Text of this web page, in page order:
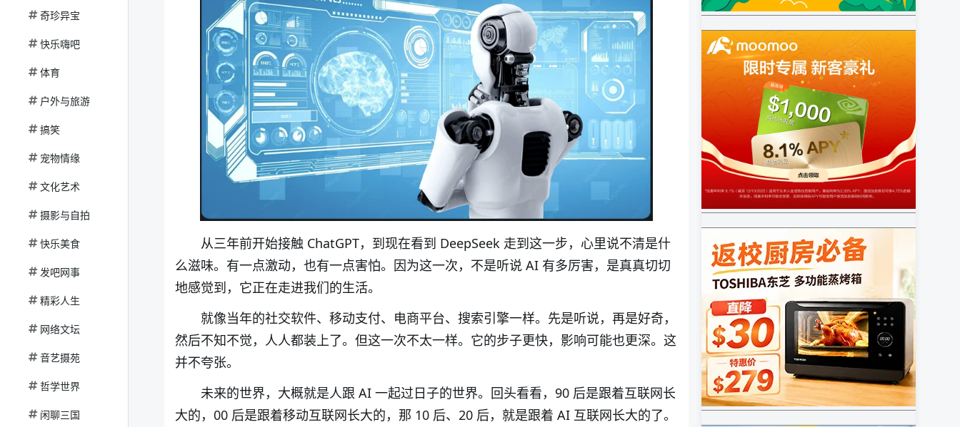
奇珍异宝
快乐嗨吧
体育
户外与旅游
搞笑
宠物情缘
文化艺术
摄影与自拍
快乐美食
发吧网事
精彩人生
网络文坛
音艺摄苑
哲学世界
闲聊三国
从三年前开始接触 ChatGPT，到现在看到 DeepSeek 走到这一步，心里说不清是什
么滋味。有一点激动，也有一点害怕。因为这一次，不是听说 AI 有多厉害，是真真切切
地感觉到，它正在走进我们的生活。
就像当年的社交软件、移动支付、电商平台、搜索引擎一样。先是听说，再是好奇，
然后不知不觉，人人都装上了。但这一次不太一样。它的步子更快，影响可能也更深。这
并不夸张。
未来的世界，大概就是人跟 AI 一起过日子的世界。回头看看， 90 后是跟着互联网长
大的， 00 后是跟着移动互联网长大的，那 10 后、 20 后，就是跟着 AI 互联网长大的了。